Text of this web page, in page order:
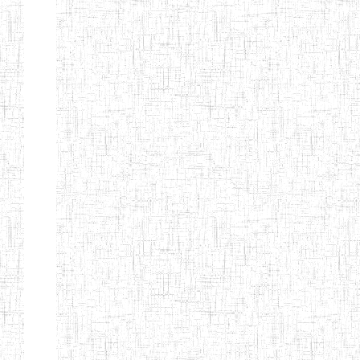
Début Préc. 1 2 3 4 5
6
Suivant
Fin
Etablissements
d'enseignement
secondaire
technique
et
professionnel